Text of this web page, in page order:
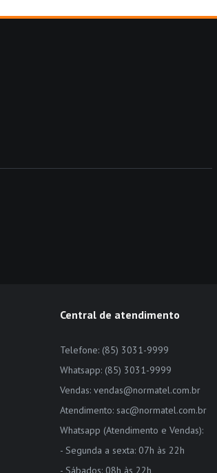
Central de atendimento
Telefone: (85) 3031-9999
Whatsapp: (85) 3031-9999
Vendas: vendas@normatel.com.br
Atendimento: sac@normatel.com.br
Whatsapp (Atendimento e Vendas):
- Segunda a sexta: 07h às 22h
- Sábados: 08h às 22h